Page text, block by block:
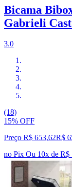
Bicama
Gabrieli
3.0
(18)
15% OFF
Preço R$ 653,62R$
no Pix Ou 10x de R$